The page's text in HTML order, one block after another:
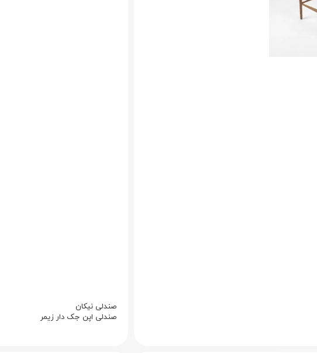
صندلی نیکان
صندلی اپن جک دار زیمر